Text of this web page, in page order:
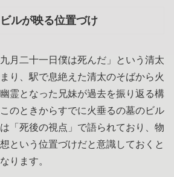
ルが映る位置づけ
月二十一日僕は死んだ」という清太
り、駅で息絶えた清太のそばから火
霊となった兄妹が過去を振り返る構
のときからすでに火垂るの墓のビル
「死後の視点」で語られており、物
という位置づけだと意識しておくと
ります。